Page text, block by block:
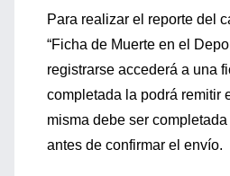
Para realizar el reporte del
“Ficha de Muerte en el
registrarse accederá a una
completada la podrá remitir
misma debe ser
antes de confirmar el envío.